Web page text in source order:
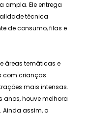
ampla. Ele entrega
técnica
de consumo, filas e
áreas temáticas e
com crianças
mais intensas.
anos, houve melhora
Ainda assim, a